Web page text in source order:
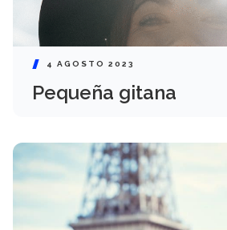
4 AGOSTO 2023
Pequeña gitana